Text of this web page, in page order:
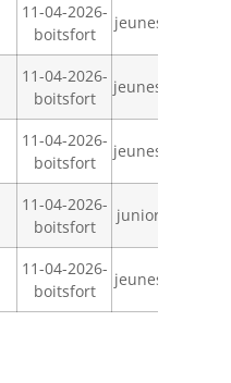
11-04-2026-
boitsfort
jeunesc
11-04-2026-
boitsfort
jeunesb
11-04-2026-
boitsfort
jeunesa
11-04-2026-
boitsfort
juniors
11-04-2026-
boitsfort
jeunesc